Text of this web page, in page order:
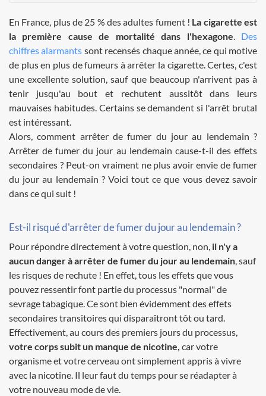
En France, plus de 25 % des adultes fument ! La cigarette est
la première cause de mortalité dans l'hexagone. Des
chiffres alarmants sont recensés chaque année, ce qui motive
de plus en plus de fumeurs à arrêter la cigarette. Certes, c'est
une excellente solution, sauf que beaucoup n'arrivent pas à
tenir jusqu'au bout et rechutent aussitôt dans leurs
mauvaises habitudes. Certains se demandent si l'arrêt brutal
est intéressant.
Alors, comment arrêter de fumer du jour au lendemain ?
Arrêter de fumer du jour au lendemain cause-t-il des effets
secondaires ? Peut-on vraiment ne plus avoir envie de fumer
du jour au lendemain ? Voici tout ce que vous devez savoir
dans ce qui suit !
Est-il risqué d'arrêter de fumer du jour au lendemain ?
Pour répondre directement à votre question, non, il n'y a
aucun danger à arrêter de fumer du jour au lendemain, sauf
les risques de rechute ! En effet, tous les effets que vous
pouvez ressentir font partie du processus "normal" de
sevrage tabagique. Ce sont bien évidemment des effets
secondaires transitoires qui disparaîtront tôt ou tard.
Effectivement, au cours des premiers jours du processus,
votre corps subit un manque de nicotine, car votre
organisme et votre cerveau ont simplement appris à vivre
avec la nicotine. Il leur faut du temps pour se réadapter à
votre nouveau mode de vie.